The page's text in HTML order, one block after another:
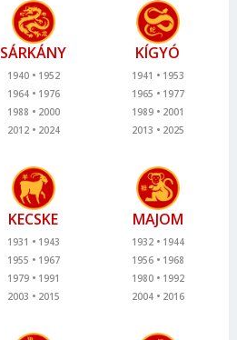
SÁRKÁNY
1940
1952
1964
1976
1988
2000
2012
2024
KÍGYÓ
1941
1953
1965
1977
1989
2001
2013
2025
KECSKE
1931
1943
1955
1967
1979
1991
2003
2015
MAJOM
1932
1944
1956
1968
1980
1992
2004
2016